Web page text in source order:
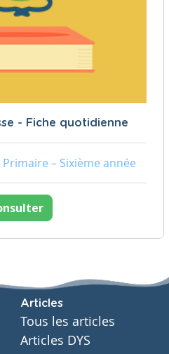
- Fiche quotidienne
Primaire – Sixième année
Articles
Tous les articles
Articles DYS